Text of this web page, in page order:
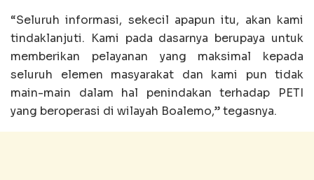
“Seluruh informasi, sekecil apapun itu, akan kami
tindaklanjuti. Kami pada dasarnya berupaya untuk
memberikan pelayanan yang maksimal kepada
seluruh elemen masyarakat dan kami pun tidak
main-main dalam hal penindakan terhadap PETI
yang beroperasi di wilayah Boalemo,” tegasnya.